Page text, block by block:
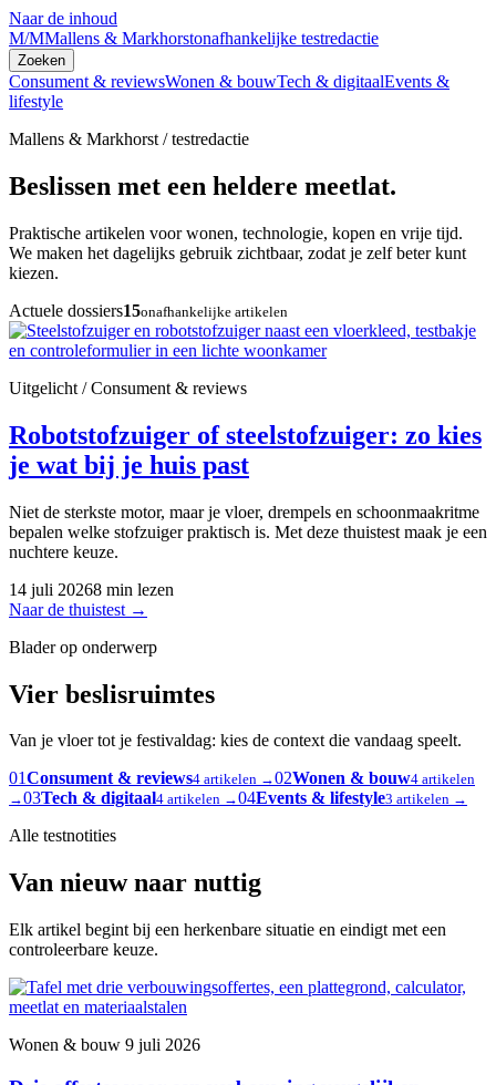
Naar de inhoud
M/MMallens & Markhorstonafhankelijke testredactie
Zoeken
Consument & reviewsWonen & bouwTech & digitaalEvents &
lifestyle
Mallens & Markhorst / testredactie
Beslissen met een heldere meetlat.
Praktische artikelen voor wonen, technologie, kopen en vrije tijd.
We maken het dagelijks gebruik zichtbaar, zodat je zelf beter kunt
kiezen.
Actuele dossiers15onafhankelijke artikelen
Uitgelicht / Consument & reviews
Robotstofzuiger of steelstofzuiger: zo kies
je wat bij je huis past
Niet de sterkste motor, maar je vloer, drempels en schoonmaakritme
bepalen welke stofzuiger praktisch is. Met deze thuistest maak je een
nuchtere keuze.
14 juli 20268 min lezen
Naar de thuistest →
Blader op onderwerp
Vier beslisruimtes
Van je vloer tot je festivaldag: kies de context die vandaag speelt.
01Consument & reviews4 artikelen →02Wonen & bouw4 artikelen
→03Tech & digitaal4 artikelen →04Events & lifestyle3 artikelen →
Alle testnotities
Van nieuw naar nuttig
Elk artikel begint bij een herkenbare situatie en eindigt met een
controleerbare keuze.
Wonen & bouw 9 juli 2026